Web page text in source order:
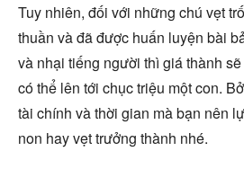
Tuy nhiên, đối với những chú vẹt
thuần và đã được huấn luyện bài
và nhại tiếng người thì giá thành
có thể lên tới chục triệu một con.
tài chính và thời gian mà bạn nên
non hay vẹt trưởng thành nhé.